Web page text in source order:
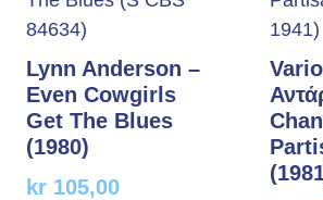
Lynn Anderson –
Even Cowgirls
Get The Blues
(1980)
kr 105,00